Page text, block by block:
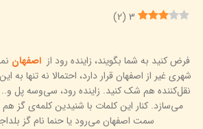
3
(
2
)
فرض کنید به شما بگویند، زاینده رود از اصفهان
شهری غیر از اصفهان قرار دارد، احتمالا نه تنها
نقل‌کننده هم شک کنید. زاینده ‌رود، سی‌وسه پل
می‌سازد. کنار این کلمات با شنیدین کلمه‌ی گز
سمت اصفهان می‌رود یا حنما نام گز